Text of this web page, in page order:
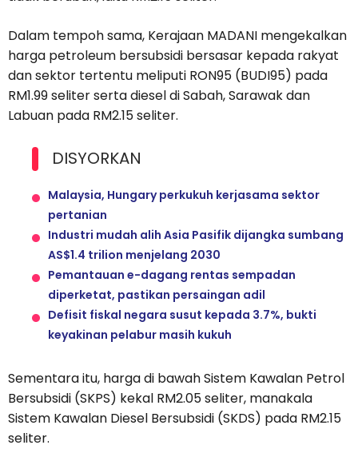
Dalam tempoh sama, Kerajaan MADANI mengekalkan
harga petroleum bersubsidi bersasar kepada rakyat
dan sektor tertentu meliputi RON95 (BUDI95) pada
RM1.99 seliter serta diesel di Sabah, Sarawak dan
Labuan pada RM2.15 seliter.
DISYORKAN
Malaysia, Hungary perkukuh kerjasama sektor
pertanian
Industri mudah alih Asia Pasifik dijangka sumbang
AS$1.4 trilion menjelang 2030
Pemantauan e-dagang rentas sempadan
diperketat, pastikan persaingan adil
Defisit fiskal negara susut kepada 3.7%, bukti
keyakinan pelabur masih kukuh
Sementara itu, harga di bawah Sistem Kawalan Petrol
Bersubsidi (SKPS) kekal RM2.05 seliter, manakala
Sistem Kawalan Diesel Bersubsidi (SKDS) pada RM2.15
seliter.